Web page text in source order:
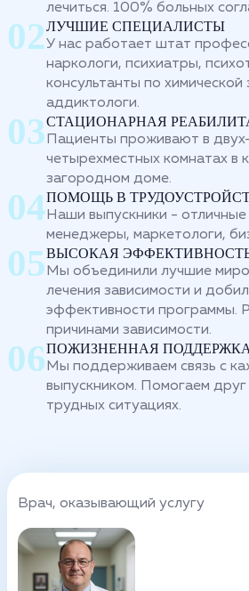
лечиться. 100% больных
ЛУЧШИЕ СПЕЦИАЛИСТЫ
У нас работает штат
наркологи, психиатры,
консультанты по химической
аддиктологи.
СТАЦИОНАРНАЯ
Пациенты проживают в
четырехместных комнатах в
загородном доме.
ПОМОЩЬ В
Наши выпускники - отличные
менеджеры, маркетологи,
ВЫСОКАЯ
Мы объединили лучшие
лечения зависимости и
эффективности программы.
причинами зависимости.
ПОЖИЗНЕННАЯ
Мы поддерживаем связь с
выпускником. Помогаем
трудных ситуациях.
Врач, оказывающий услугу